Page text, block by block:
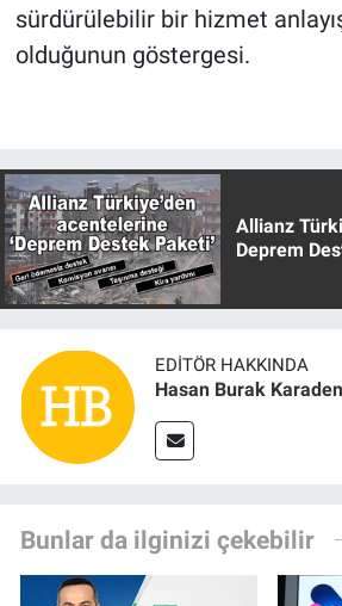
sürdürülebilir bir hizmet
olduğunun göstergesi.
Allianz
Deprem
EDITÖR HAKKINDA
Hasan Burak
Bunlar da ilginizi çekebilir